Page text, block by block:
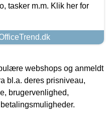
tasker m.m. Klik her for
webshops og anmeldt
bl.a. deres prisniveau,
brugervenlighed,